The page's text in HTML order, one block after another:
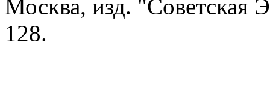
Москва, изд. "Советская
128.